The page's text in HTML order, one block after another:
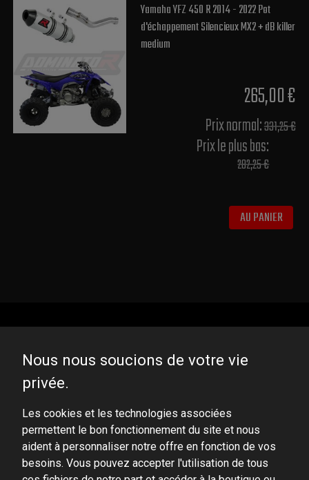
Yamaha YFZ 450 R 2014 - 2022 Pot
d'échappement Silencieux MX2 + dB killer
medium
265,00 €
Prix normal​:331,25 €
Prix le plus bas:
282,25 €
AU PANIER
DOMINATOR GROUP Sp. z o.o.
Ludowa 59, 43-514 Kaniów, POLAND
VAT ID No.: 6521751083
Nous nous soucions de votre vie
privée.
Les cookies et les technologies associées
permettent le bon fonctionnement du site et nous
aident à personnaliser notre offre en fonction de vos
besoins. Vous pouvez accepter l'utilisation de tous